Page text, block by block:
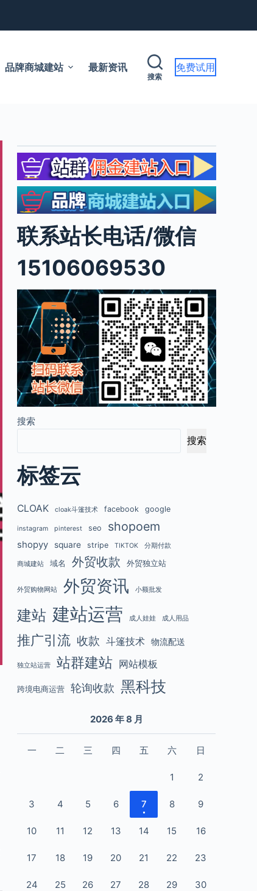
品牌商城建站 最新资讯
搜索
免费试用
联系站长电话/微信
15106069530
搜索
搜索
标签云
CLOAK cloak斗篷技术 facebook google
instagram pinterest seo shopoem
shopyy square stripe TIKTOK 分期付款
商城建站 域名 外贸收款 外贸独立站
外贸购物网站 外贸资讯 小额批发
建站 建站运营 成人娃娃 成人用品
推广引流 收款 斗篷技术 物流配送
独立站运营 站群建站 网站模板
跨境电商运营 轮询收款 黑科技
2026 年 8 月
一 二 三 四 五 六 日
1 2
3 4 5 6 7 8 9
10 11 12 13 14 15 16
17 18 19 20 21 22 23
24 25 26 27 28 29 30